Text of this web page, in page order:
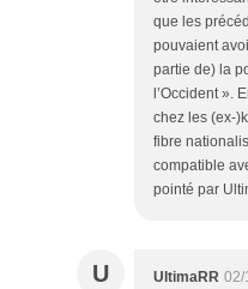
que les
pouvaient
partie de) la
l’Occident ».
chez les (ex-
fibre
compatible
pointé par
U UltimaRR 02/